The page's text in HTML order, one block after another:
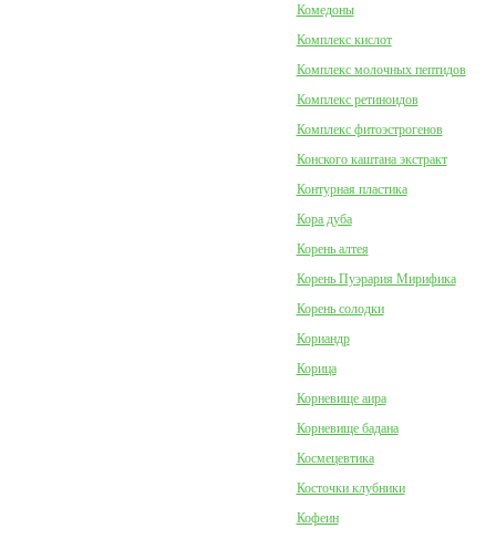
Комедоны
Комплекс кислот
Комплекс молочных пептидов
Комплекс ретиноидов
Комплекс фитоэстрогенов
Конского каштана экстракт
Контурная пластика
Кора дуба
Корень алтея
Корень Пуэрария Мирифика
Корень солодки
Кориандр
Корица
Корневище аира
Корневище бадана
Космецевтика
Косточки клубники
Кофеин